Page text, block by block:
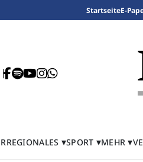
StartseiteE-
SPORT MEHR